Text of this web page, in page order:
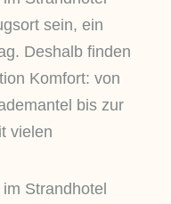
sein, ein
Deshalb finden
Komfort: von
bis zur
vielen
Strandhotel